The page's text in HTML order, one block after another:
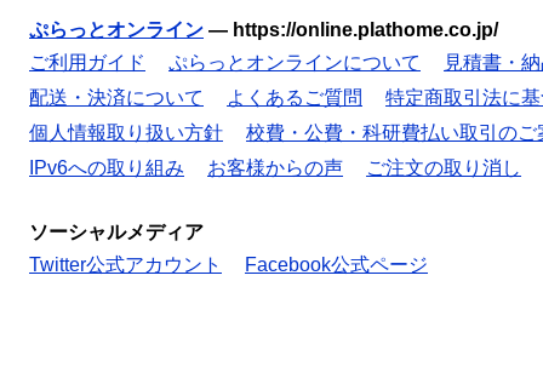
ぷらっとオンライン — https://online.plathome.co.jp/
ご利用ガイド
ぷらっとオンラインについて
見積書・
配送・決済について
よくあるご質問
特定商取引法に
個人情報取り扱い方針
校費・公費・科研費払い取引のご
IPv6への取り組み
お客様からの声 ご注文の取り消し
ソーシャルメディア
Twitter公式アカウント
Facebook公式ページ